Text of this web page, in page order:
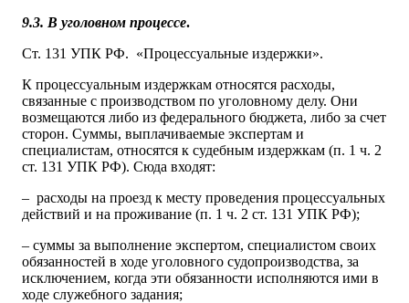
9.3. В уголовном процессе.
Ст. 131 УПК РФ. «Процессуальные издержки».
К процессуальным издержкам относятся расходы,
связанные с производством по уголовному делу. Они
возмещаются либо из федерального бюджета, либо за счет
сторон. Суммы, выплачиваемые экспертам и
специалистам, относятся к судебным издержкам (п. 1 ч. 2
ст. 131 УПК РФ). Сюда входят:
– расходы на проезд к месту проведения процессуальных
действий и на проживание (п. 1 ч. 2 ст. 131 УПК РФ);
– суммы за выполнение экспертом, специалистом своих
обязанностей в ходе уголовного судопроизводства, за
исключением, когда эти обязанности исполняются ими в
ходе служебного задания;